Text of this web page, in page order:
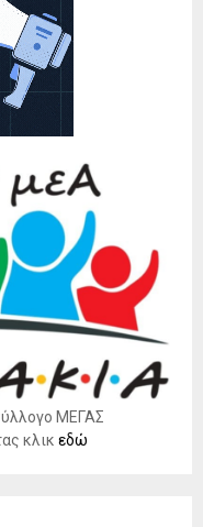
ΜΕΓΑΣ
κλικ εδώ